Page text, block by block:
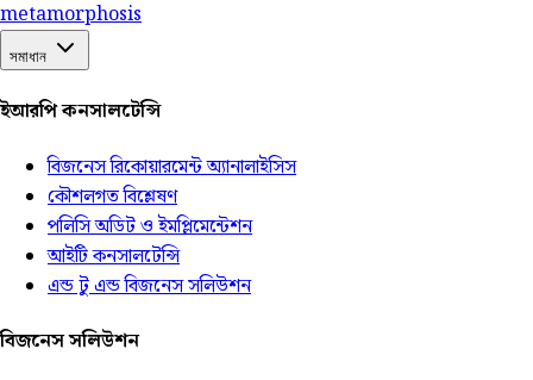
metamorphosis
সমাধান
ইআরপি কনসালটেন্সি
বিজনেস রিকোয়ারমেন্ট অ্যানালাইসিস
কৌশলগত বিশ্লেষণ
পলিসি অডিট ও ইমপ্লিমেন্টেশন
আইটি কনসালটেন্সি
এন্ড টু এন্ড বিজনেস সলিউশন
বিজনেস সলিউশন